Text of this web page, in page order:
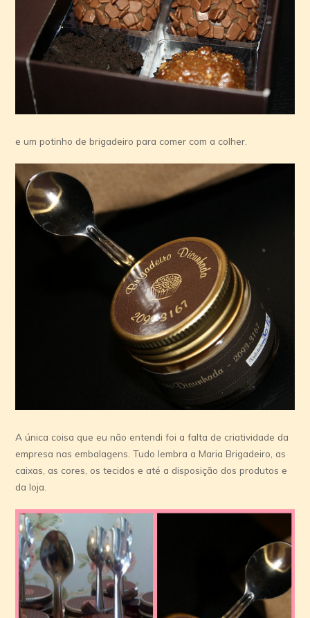
e um potinho de brigadeiro para comer com a colher.
A única coisa que eu não entendi foi a falta de criatividade da
empresa nas embalagens. Tudo lembra a Maria Brigadeiro, as
caixas, as cores, os tecidos e até a disposição dos produtos e
da loja.